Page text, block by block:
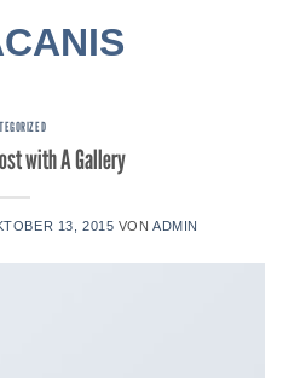
with A Gallery
13, 2015 VONADMIN